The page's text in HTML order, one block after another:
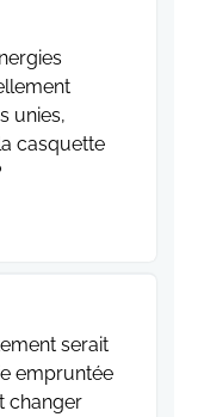
unies,
casquette
serait
empruntée
changer